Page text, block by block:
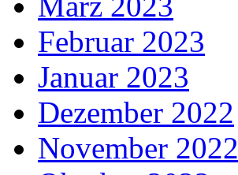
Februar 2023
Januar 2023
Dezember 2022
November 2022